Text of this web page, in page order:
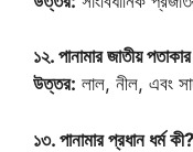
১২. পানামার জাতীয়
উত্তর: লাল, নীল, এবং
১৩. পানামার প্রধান ধর্ম কী?